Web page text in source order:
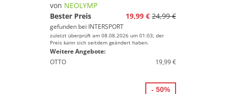
von NEOLYMP
Bester Preis
19,99 € 24,99 €
gefunden bei INTERSPORT
zuletzt überprüft am 08.08.2026 um 01:03; der
Preis kann sich seitdem geändert haben.
Weitere Angebote:
OTTO
19,99 €
- 50%